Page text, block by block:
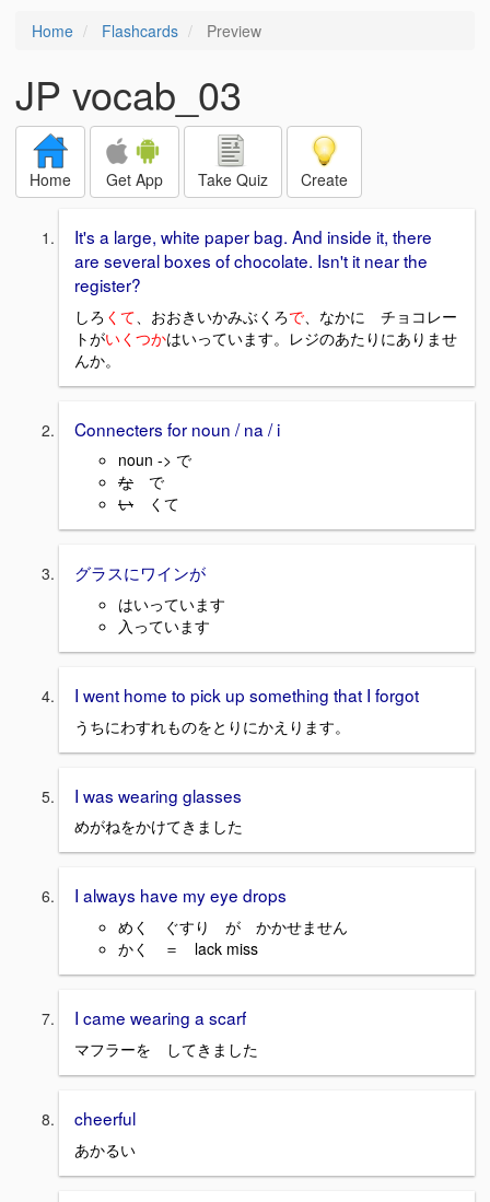
Home Flashcards Preview
JP vocab_03
Home Get App Take Quiz Create
It's a large, white paper bag. And inside it, there
are several boxes of chocolate. Isn't it near the
register?
しろ くて 、おおきいかみぶくろで 、なかに チョコレー
トがいくつかはいっています。レジのあたりにありませ
んか。
Connecters for noun / na / i
noun -> で
な で
い くて
グラスにワインが
はいっています
入っています
I went home to pick up something that I forgot
うちにわすれものをとりにかえります。
I was wearing glasses
めがねをかけてきました
I always have my eye drops
めく ぐすり が かかせません
かく ＝ lack miss
I came wearing a scarf
マフラーを してきました
cheerful
あかるい